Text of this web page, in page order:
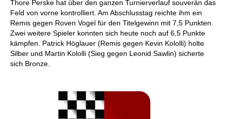
Thore Perske hat über den ganzen Turnierverlauf souverän das
Feld von vorne kontrolliert. Am Abschlusstag reichte ihm ein
Remis gegen Roven Vogel für den Titelgewinn mit 7,5 Punkten.
Zwei weitere Spieler konnten sich heute noch auf 6,5 Punkte
kämpfen. Patrick Höglauer (Remis gegen Kevin Kololli) holte
Silber und Martin Kololli (Sieg gegen Leonid Sawlin) sicherte
sich Bronze.